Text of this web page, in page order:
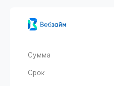
Сумма
Срок